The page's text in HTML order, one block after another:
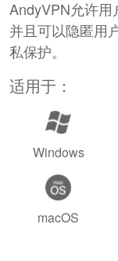
AndyVPN允许用
并且可以隐匿用
私保护。
适用于：
Windows
macOS